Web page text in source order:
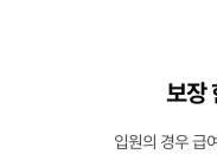
보장
입원의 경우 급